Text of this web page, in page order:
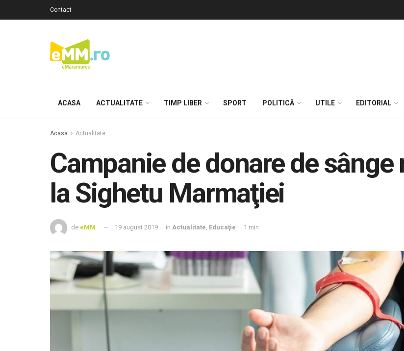
Contact
ACASA ACTUALITATE TIMP LIBER SPORT POLITICĂ UTILE EDITORIAL
Acasa Actualitate
Campanie de donare de
la Sighetu Marmaţiei
de eMM 19 august 2019 in Actualitate, Educaţie 1 min